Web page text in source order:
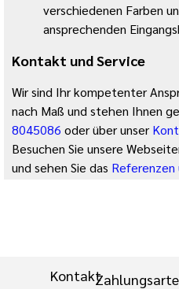
verschiedenen Farben
ansprechenden
Kontakt und Service
Wir sind Ihr kompetenter
nach Maß und stehen Ihnen
8045086 oder über unser
Besuchen Sie unsere
und sehen Sie das Referenzen
Kontakt